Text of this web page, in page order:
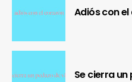
Adiós con
Se cierra